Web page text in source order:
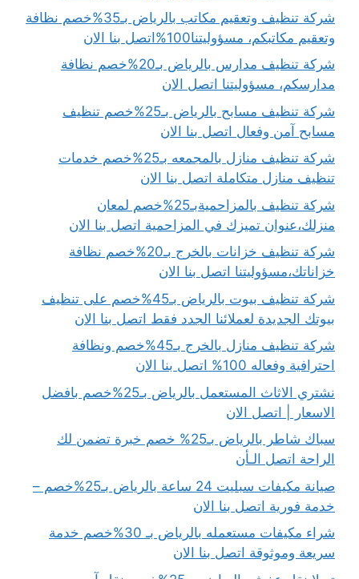
شركة تنظيف وتعقيم مكاتب بالرياض بـ35%خصم نظافة
وتعقيم مكاتبكم، مسؤوليتنا100%اتصل بنا الان
شركة تنظيف مدارس بالرياض بـ20%خصم نظافة
مدارسكم، مسؤوليتنا اتصل الان
شركة تنظيف مسابح بالرياض بـ25%خصم تنظيف
مسابح آمن وفعال اتصل بنا الان
شركة تنظيف منازل بالمجمعه بـ25%خصم خدمات
تنظيف منازل متكاملة اتصل بنا الان
شركة تنظيف بالمزاحميةبـ25%خصم لمعان
منزلك،عنوان تميزك في المزاحمية اتصل بنا الان
شركة تنظيف خزانات بالخرج بـ20%خصم نظافة
خزاناتك،مسؤوليتنا اتصل بنا الان
شركة تنظيف بيوت بالرياض بـ45%خصم على تنظيف
بيوتك الجديدة لعملائنا الجدد فقط اتصل بنا الان
شركة تنظيف منازل بالخرج بـ45%خصم ونظافة
احترافية وفعاله 100% اتصل بنا الان
نشتري الاثاث المستعمل بالرياض بـ25%خصم بافضل
الاسعار | اتصل الان
سباك شاطر بالرياض بـ25% خصم خبرة تضمن لك
الراحة اتصل الـأن
صيانة مكيفات سبليت 24 ساعة بالرياض بـ25%خصم –
خدمة فورية اتصل بنا الان
شراء مكيفات مستعمله بالرياض بـ 30%خصم خدمة
سريعة وموثوقة اتصل بنا الان